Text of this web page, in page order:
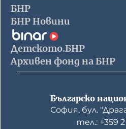
БНР
БНР Новини
Детското.БНР
Архивен фонд на БНР
Българско
София, бул.
тел.: +359 2